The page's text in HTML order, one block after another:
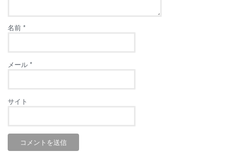
名前 *
メール *
サイト